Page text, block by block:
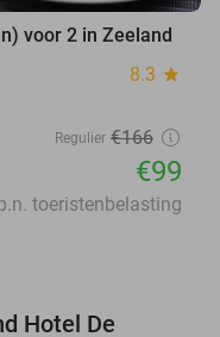
voor 2 in Zeeland
8.3 star
Regulier €166
€99
toeristenbelasting
Hotel De